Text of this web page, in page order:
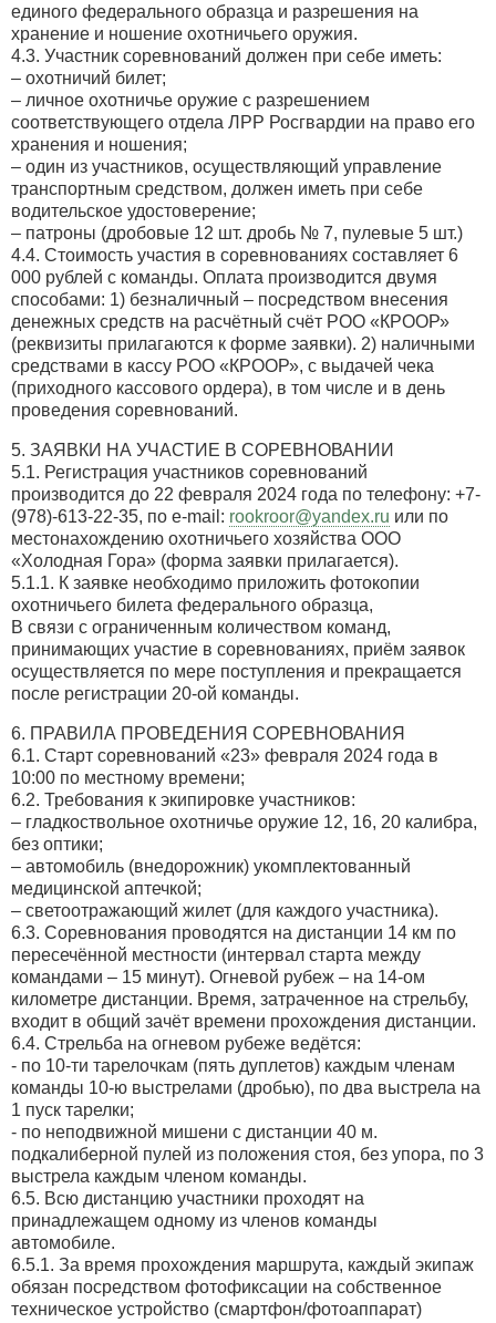
единого федерального образца и разрешения на
хранение и ношение охотничьего оружия.
4.3. Участник соревнований должен при себе иметь:
– охотничий билет;
– личное охотничье оружие с разрешением
соответствующего отдела ЛРР Росгвардии на право его
хранения и ношения;
– один из участников, осуществляющий управление
транспортным средством, должен иметь при себе
водительское удостоверение;
– патроны (дробовые 12 шт. дробь № 7, пулевые 5 шт.)
4.4. Стоимость участия в соревнованиях составляет 6
000 рублей с команды. Оплата производится двумя
способами: 1) безналичный – посредством внесения
денежных средств на расчётный счёт РОО «КРООР»
(реквизиты прилагаются к форме заявки). 2) наличными
средствами в кассу РОО «КРООР», с выдачей чека
(приходного кассового ордера), в том числе и в день
проведения соревнований.
5. ЗАЯВКИ НА УЧАСТИЕ В СОРЕВНОВАНИИ
5.1. Регистрация участников соревнований
производится до 22 февраля 2024 года по телефону: +7-
(978)-613-22-35, по e-mail: rookroor@yandex.ru или по
местонахождению охотничьего хозяйства ООО
«Холодная Гора» (форма заявки прилагается).
5.1.1. К заявке необходимо приложить фотокопии
охотничьего билета федерального образца,
В связи с ограниченным количеством команд,
принимающих участие в соревнованиях, приём заявок
осуществляется по мере поступления и прекращается
после регистрации 20-ой команды.
6. ПРАВИЛА ПРОВЕДЕНИЯ СОРЕВНОВАНИЯ
6.1. Старт соревнований «23» февраля 2024 года в
10:00 по местному времени;
6.2. Требования к экипировке участников:
– гладкоствольное охотничье оружие 12, 16, 20 калибра,
без оптики;
– автомобиль (внедорожник) укомплектованный
медицинской аптечкой;
– светоотражающий жилет (для каждого участника).
6.3. Соревнования проводятся на дистанции 14 км по
пересечённой местности (интервал старта между
командами – 15 минут). Огневой рубеж – на 14-ом
километре дистанции. Время, затраченное на стрельбу,
входит в общий зачёт времени прохождения дистанции.
6.4. Стрельба на огневом рубеже ведётся:
- по 10-ти тарелочкам (пять дуплетов) каждым членам
команды 10-ю выстрелами (дробью), по два выстрела на
1 пуск тарелки;
- по неподвижной мишени с дистанции 40 м.
подкалиберной пулей из положения стоя, без упора, по 3
выстрела каждым членом команды.
6.5. Всю дистанцию участники проходят на
принадлежащем одному из членов команды
автомобиле.
6.5.1. За время прохождения маршрута, каждый экипаж
обязан посредством фотофиксации на собственное
техническое устройство (смартфон/фотоаппарат)